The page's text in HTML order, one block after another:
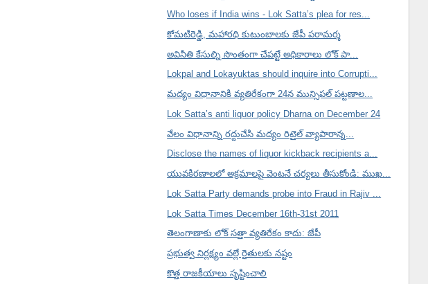
Who loses if India wins - Lok Satta’s plea for res...
కోమటిరెడ్డి, మహారథి కుటుంబాలకు జేపీ పరామర్శ
అవినీతి కేసుల్ని సొంతంగా చేపట్టే అధికారాలు లోక్ పా...
Lokpal and Lokayuktas should inquire into Corrupti...
మద్యం విధానానికి వ్యతిరేకంగా 24న మున్సిపల్ పట్టణాల...
Lok Satta’s anti liquor policy Dharna on December 24
వేలం విధానాన్ని రద్దుచేసి మద్యం రిటైల్ వ్యాపారాన్న...
Disclose the names of liquor kickback recipients a...
యువకిరణాలలో అక్రమాలపై వెంటనే చర్యలు తీసుకోండి: ముఖ...
Lok Satta Party demands probe into Fraud in Rajiv ...
Lok Satta Times December 16th-31st 2011
తెలంగాణాకు లోక్ సత్తా వ్యతిరేకం కాదు: జేపీ
ప్రభుత్వ నిర్లక్ష్యం వల్లే రైతులకు నష్టం
కొత్త రాజకీయాలు సృష్టించాలి